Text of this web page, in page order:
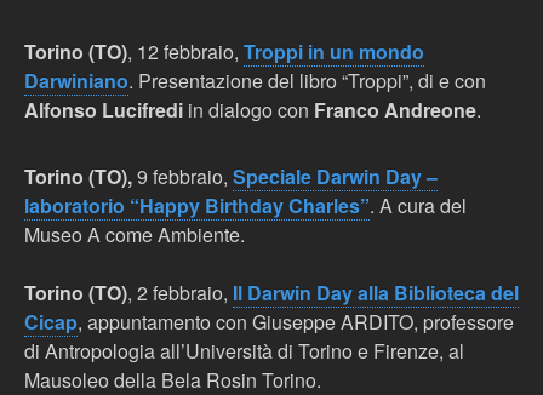
Torino (TO), 12 febbraio, Troppi in un mondo
Darwiniano. Presentazione del libro “Troppi”, di e con
Alfonso Lucifredi in dialogo con Franco Andreone.
Torino (TO),9 febbraio, Speciale Darwin Day –
laboratorio “Happy Birthday Charles”. A cura del
Museo A come Ambiente.
Torino (TO), 2 febbraio, Il Darwin Day alla Biblioteca del
Cicap, appuntamento con Giuseppe ARDITO, professore
di Antropologia all’Università di Torino e Firenze, al
Mausoleo della Bela Rosin Torino.